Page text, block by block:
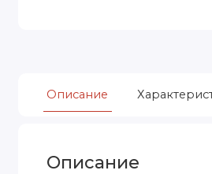
Описание
Описание